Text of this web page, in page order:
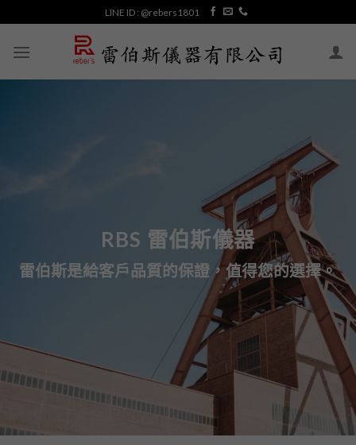
content
LINE ID : @rebers1801
RBS 雷伯斯儀器
雷伯斯是給客戶品質的保證，值得您的選擇。